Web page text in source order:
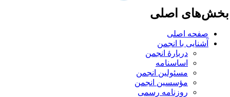
اصلی
صفحه اصلی
آشنایی با انجمن
دربارۀ انجمن
اساسنامه
مسئولین انجمن
مؤسسین انجمن
روزنامه رسمی